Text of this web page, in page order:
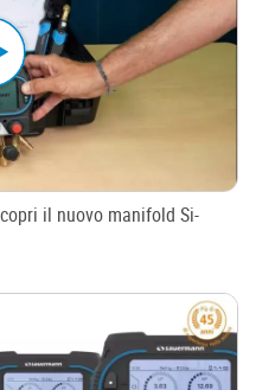
il nuovo manifold Si-